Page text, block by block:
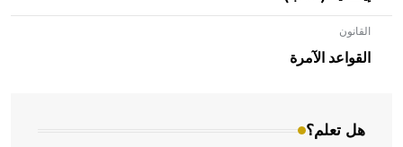
القانون
القواعد الآمرة
هل تعلم؟
- هل تعلم أن الأبلق نوع من الفنون الهندسية التي ارتبطت
بالعمارة الإسلامية في بلاد الشام ومصر خاصة، حيث يحرص
المعمار على بناء مداميكه وخاصة في الواجهات